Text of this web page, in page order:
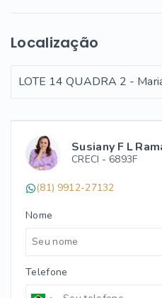
Susiany F L
CRECI - 6893F
(81) 9912-27132
Nome
Telefone
Localização
LOTE 14 QUADRA 2 -